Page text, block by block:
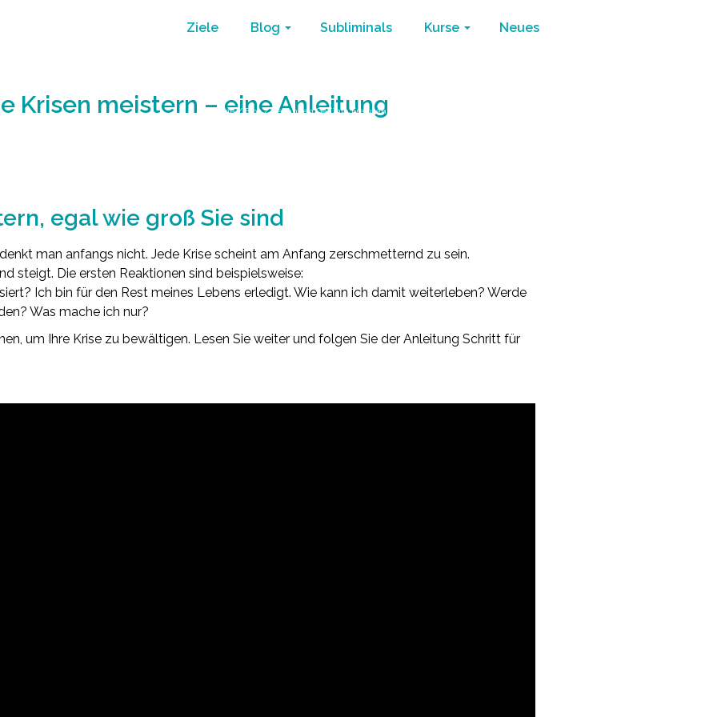
Ziele Blog Subliminals Kurse Neues
Krisen meistern – eine Anleitung
Home / Blog / Gedanken Gefühle Frequenz
egal wie groß Sie sind
man anfangs nicht. Jede Krise scheint am Anfang zerschmetternd zu sein.
steigt. Die ersten Reaktionen sind beispielsweise:
Ich bin für den Rest meines Lebens erledigt. Wie kann ich damit weiterleben? Werde
Was mache ich nur?
um Ihre Krise zu bewältigen. Lesen Sie weiter und folgen Sie der Anleitung Schritt für